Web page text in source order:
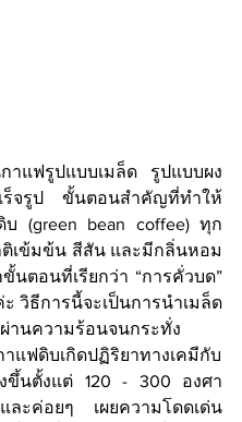
กาแฟรูปแบบเมล็ด รูปแบบผง
ร็จรูป ขั้นตอนสำคัญที่ทำให้
บ (green bean coffee) ทุก
เข้มข้น สีสัน และมีกลิ่นหอม
ขั้นตอนที่เรียกว่า “การคั่วบด”
ะ วิธีการนี้จะเป็นการนำเมล็ด
านความร้อนจนกระทั่ง
าแฟดิบเกิดปฏิริยาทางเคมีกับ
ขึ้นตั้งแต่ 120 - 300 องศา
ละค่อยๆ เผยความโดดเด่น